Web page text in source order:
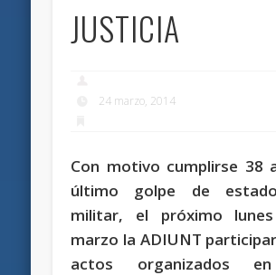
JUSTICIA
24 marzo, 2014
Con motivo cumplirse 38
último golpe de
militar, el próximo
marzo la ADIUNT
actos organizados